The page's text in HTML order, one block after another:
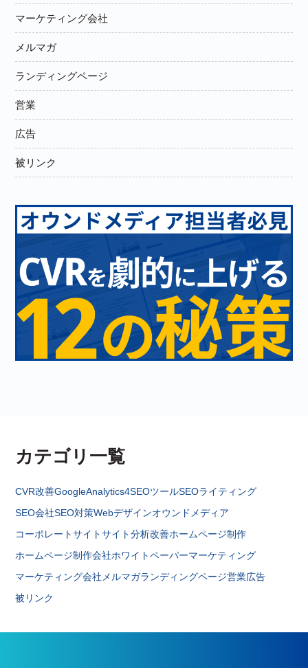
マーケティング会社
メルマガ
ランディングページ
営業
広告
被リンク
カテゴリ一覧
CVR改善GoogleAnalytics4SEOツールSEOライティング
SEO会社SEO対策Webデザインオウンドメディア
コーポレートサイトサイト分析改善ホームページ制作
ホームページ制作会社ホワイトペーパーマーケティング
マーケティング会社 メルマガランディングページ営業広告
被リンク